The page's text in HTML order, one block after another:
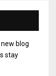
blog
stay